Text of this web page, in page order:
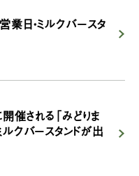
日・ミルクバースタ
される「みどりま
クバースタンドが出